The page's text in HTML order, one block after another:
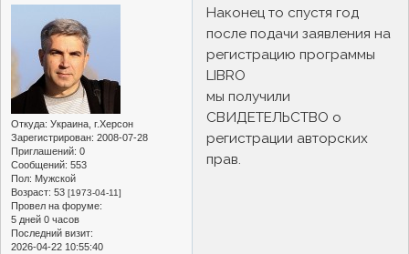
Откуда: Украина, г.Херсон
Зарегистрирован: 2008-07-28
Приглашений: 0
Сообщений: 553
Пол: Мужской
Возраст: 53 [1973-04-11]
Провел на форуме:
5 дней 0 часов
Последний визит:
2026-04-22 10:55:40
Наконец то спустя год
после подачи заявления на
регистрацию программы
LIBRO
мы получили
СВИДЕТЕЛЬСТВО о
регистрации авторских
прав.